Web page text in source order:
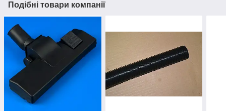
Подібні товари компанії